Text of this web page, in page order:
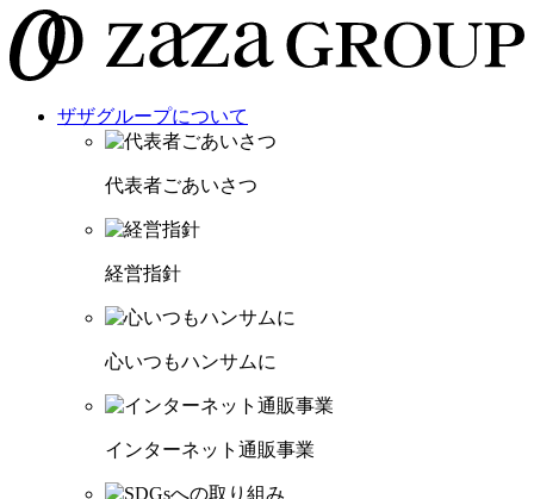
ザザグループについて
代表者ごあいさつ
経営指針
心いつもハンサムに
インターネット通販事業